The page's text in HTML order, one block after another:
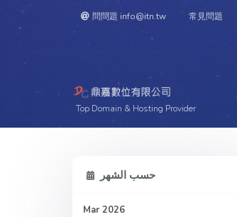
問問題 info@itn.tw 常見問題
Top Domain & Hosting Provider
حسب الشهر
Mar 2026